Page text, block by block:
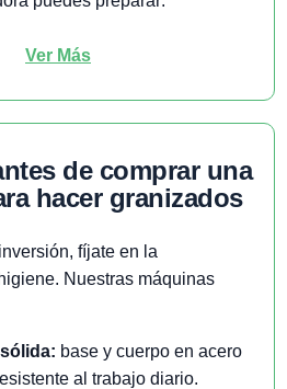
Ver Más
hacer granizados
fíjate en la
Nuestras máquinas
base y cuerpo en acero
al trabajo diario.